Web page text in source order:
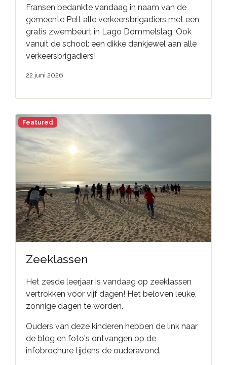
Fransen bedankte vandaag in naam van de
gemeente Pelt alle verkeersbrigadiers met een
gratis zwembeurt in Lago Dommelslag. Ook
vanuit de school: een dikke dankjewel aan alle
verkeersbrigadiers!
22 juni 2026
Featured
Zeeklassen
Het zesde leerjaar is vandaag op zeeklassen
vertrokken voor vijf dagen! Het beloven leuke,
zonnige dagen te worden.
Ouders van deze kinderen hebben de link naar
de blog en foto's ontvangen op de
infobrochure tijdens de ouderavond.